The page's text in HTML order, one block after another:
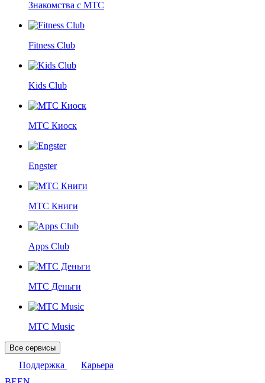
Знакомства с МТС
Fitness Club
Kids Club
МТС Киоск
Engster
МТС Книги
Apps Club
МТС Деньги
МТС Music
Все сервисы
Поддержка
Карьера